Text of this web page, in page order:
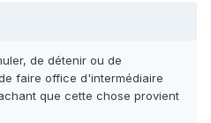
de détenir ou de
faire office d'intermédiaire
que cette chose provient